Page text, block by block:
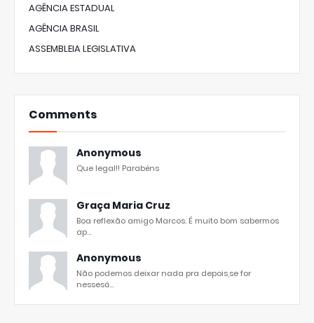
AGÊNCIA ESTADUAL
AGÊNCIA BRASIL
ASSEMBLEIA LEGISLATIVA
Comments
Anonymous
Que legal!! Parabéns
Graça Maria Cruz
Boa reflexão amigo Marcos. É muito bom sabermos
ap...
Anonymous
Não podemos deixar nada pra depois,se for
nessesá...